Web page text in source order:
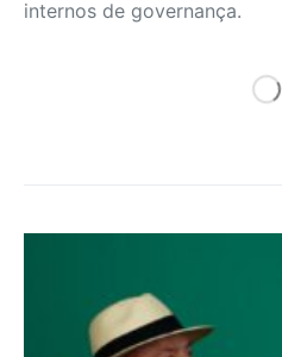
internos de governança.